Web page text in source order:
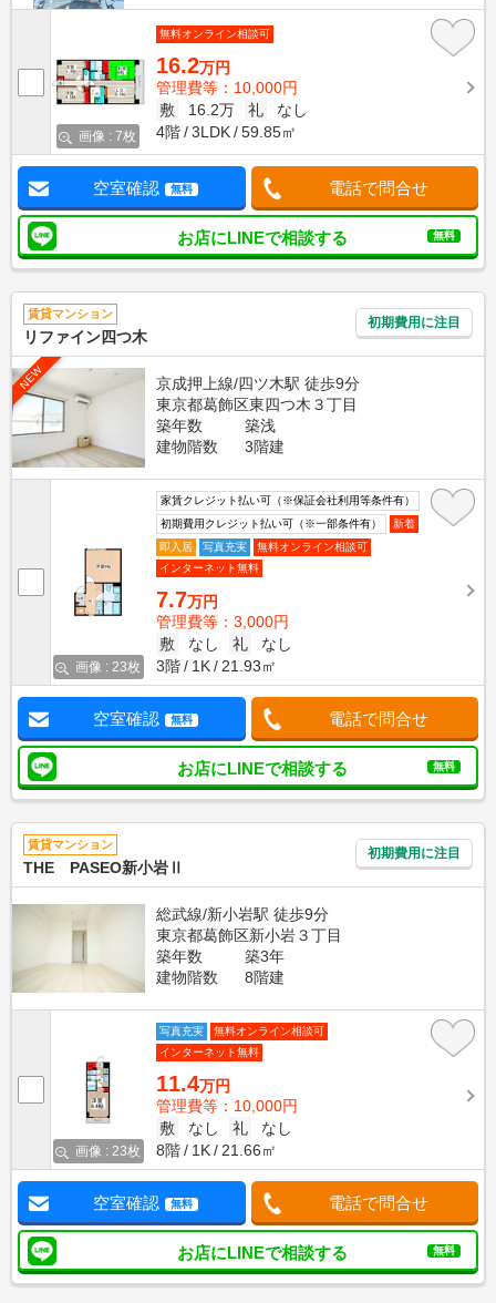
画像 : 7枚
無料オンライン相談可
16.2万円
管理費等：10,000円
敷
16.2万 礼
なし
4階
3LDK 59.85㎡
空室確認 無料 電話で問合せ
お店にLINEで相談する 無料
賃貸マンション
リファイン四つ木
初期費用に注目
NEW
京成押上線/四ツ木駅 徒歩9分
東京都葛飾区東四つ木３丁目
築年数
築浅
建物階数
3階建
画像 : 23枚
家賃クレジット払い可（※保証会社利用等条件有）
初期費用クレジット払い可（※一部条件有）
新着
即入居
写真充実
無料オンライン相談可
インターネット無料
7.7万円
管理費等：3,000円
敷
なし 礼
なし
3階
1K 21.93㎡
空室確認 無料 電話で問合せ
お店にLINEで相談する 無料
賃貸マンション
THE PASEO新小岩Ⅱ
初期費用に注目
総武線/新小岩駅 徒歩9分
東京都葛飾区新小岩３丁目
築年数
築3年
建物階数
8階建
画像 : 23枚
写真充実
無料オンライン相談可
インターネット無料
11.4万円
管理費等：10,000円
敷
なし 礼
なし
8階
1K 21.66㎡
空室確認 無料 電話で問合せ
お店にLINEで相談する 無料